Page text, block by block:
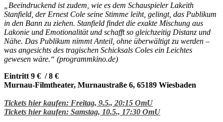
„Beeindruckend ist zudem, wie es dem Schauspieler Lakeith
Stanfield, der Ernest Cole seine Stimme leiht, gelingt, das Publikum
in den Bann zu ziehen. Stanfield findet die exakte Mischung aus
Lakonie und Emotionalität und schafft so gleichzeitig Distanz und
Nähe. Das Publikum nimmt Anteil, ohne überwältigt zu werden –
was angesichts des tragischen Schicksals Coles ein Leichtes
gewesen wäre.“ (programmkino.de)
Eintritt 9 € / 8 €
Murnau-Filmtheater, Murnaustraße 6, 65189 Wiesbaden
Tickets hier kaufen: Freitag, 9.5., 20:15 OmU
Tickets hier kaufen: Samstag, 10.5., 17:30 OmU